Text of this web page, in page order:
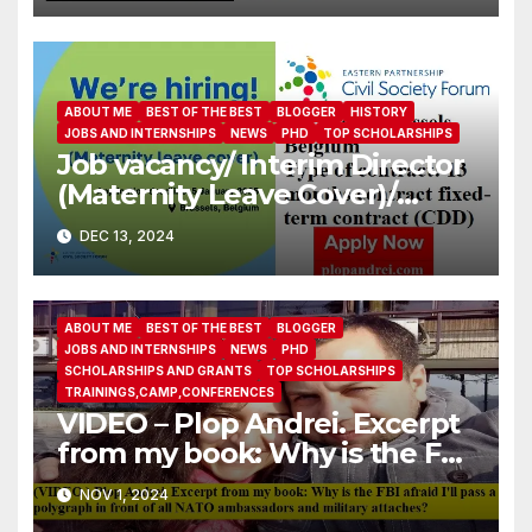
ABOUT ME BEST OF THE BEST BLOGGER
HISTORY
JOBS AND INTERNSHIPS
NEWS PHD TOP SCHOLARSHIPS
Job vacancy/ Interim Director
(Maternity Leave Cover)/
Eastern Partnership Civil
Society Forum
DEC 13, 2024
ABOUT ME BEST OF THE BEST
BLOGGER
JOBS AND INTERNSHIPS
NEWS
PHD
SCHOLARSHIPS AND GRANTS
TOP SCHOLARSHIPS
TRAININGS,CAMP,CONFERENCES
VIDEO – Plop Andrei. Excerpt
from my book: Why is the FBI
afraid I’ll pass a polygraph in
front of all NATO
NOV 1, 2024